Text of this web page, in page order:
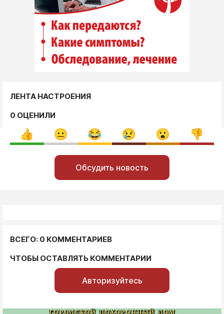
ЛЕНТА НАСТРОЕНИЯ
0 ОЦЕНИЛИ
Обсудить новость
ВСЕГО: 0 КОММЕНТАРИЕВ
ЧТОБЫ ОСТАВЛЯТЬ КОММЕНТАРИИ
Авторизуйтесь